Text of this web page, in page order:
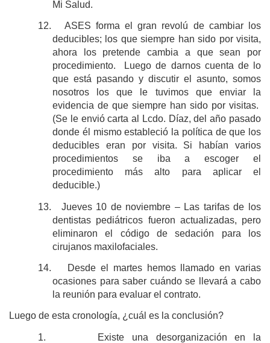
Mi Salud.
12.
ASES forma el gran revolú de cambiar los
deducibles; los que siempre han sido por visita,
ahora los pretende cambia a que sean por
procedimiento. Luego de darnos cuenta de lo
que está pasando y discutir el asunto, somos
nosotros los que le tuvimos que enviar la
evidencia de que siempre han sido por visitas.
(Se le envió carta al Lcdo. Díaz, del año pasado
donde él mismo estableció la política de que los
deducibles eran por visita. Si habían varios
procedimientos se iba a escoger el
procedimiento más alto para aplicar el
deducible.)
13.
Jueves 10 de noviembre ‒ Las tarifas de los
dentistas pediátricos fueron actualizadas, pero
eliminaron el código de sedación para los
cirujanos maxilofaciales.
14.
Desde el martes hemos llamado en varias
ocasiones para saber cuándo se llevará a cabo
la reunión para evaluar el contrato.
Luego de esta cronología, ¿cuál es la conclusión?
1.
Existe una desorganización en la